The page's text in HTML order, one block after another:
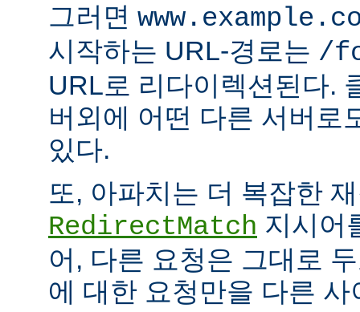
그러면
시작하는 URL-경로는 /
URL로 리다이렉션된다.
버외에 어떤 다른 서버로
있다.
또, 아파치는 더 복잡한
RedirectMatch 지시어
어, 다른 요청은 그대로
에 대한 요청만을 다른